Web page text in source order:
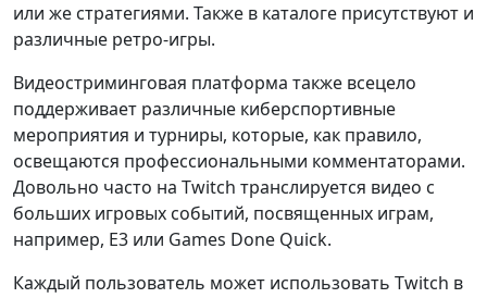
или же стратегиями. Также в каталоге присутствуют и
различные ретро-игры.
Видеостриминговая платформа также всецело
поддерживает различные киберспортивные
мероприятия и турниры, которые, как правило,
освещаются профессиональными комментаторами.
Довольно часто на Twitch транслируется видео с
больших игровых событий, посвященных играм,
например, Е3 или Games Done Quick.
Каждый пользователь может использовать Twitch в